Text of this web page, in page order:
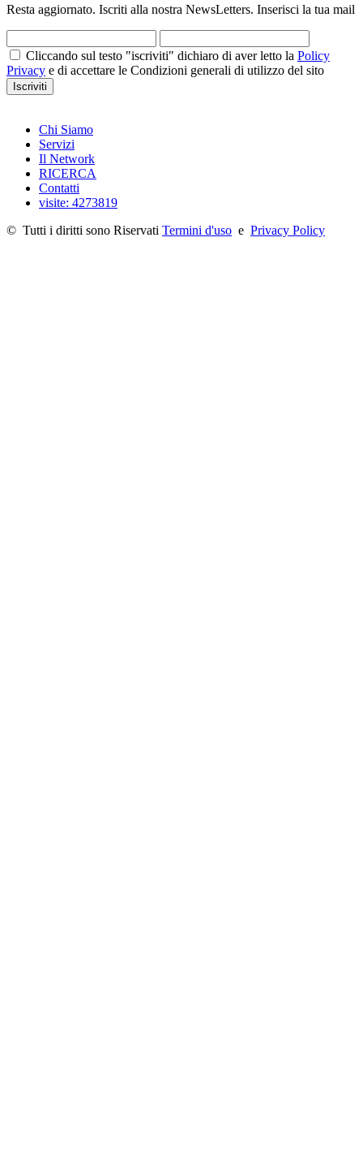
Resta aggiornato. Iscriti alla nostra NewsLetters. Inserisci la tua mail
Cliccando sul testo "iscriviti" dichiaro di aver letto la Policy
Privacy e di accettare le Condizioni generali di utilizzo del sito
Iscriviti
Chi Siamo
Servizi
Il Network
RICERCA
Contatti
visite: 4273819
© Tutti i diritti sono Riservati Termini d'uso e Privacy Policy